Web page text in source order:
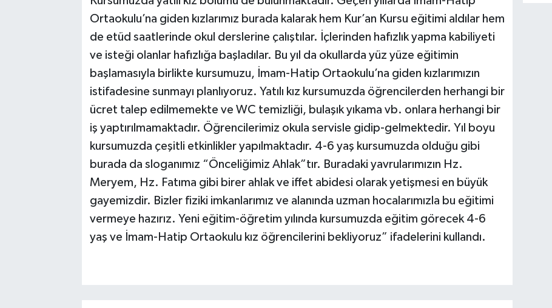
Ortaokulu’na giden kızlarımız burada kalarak hem Kur’an Kursu eğitimi aldılar hem
de etüd saatlerinde okul derslerine çalıştılar. İçlerinden hafızlık yapma kabiliyeti
ve isteği olanlar hafızlığa başladılar. Bu yıl da okullarda yüz yüze eğitimin
başlamasıyla birlikte kursumuzu, İmam-Hatip Ortaokulu’na giden kızlarımızın
istifadesine sunmayı planlıyoruz. Yatılı kız kursumuzda öğrencilerden herhangi bir
ücret talep edilmemekte ve WC temizliği, bulaşık yıkama vb. onlara herhangi bir
iş yaptırılmamaktadır. Öğrencilerimiz okula servisle gidip-gelmektedir. Yıl boyu
kursumuzda çeşitli etkinlikler yapılmaktadır. 4-6 yaş kursumuzda olduğu gibi
burada da sloganımız “Önceliğimiz Ahlak”tır. Buradaki yavrularımızın Hz.
Meryem, Hz. Fatıma gibi birer ahlak ve iffet abidesi olarak yetişmesi en büyük
gayemizdir. Bizler fiziki imkanlarımız ve alanında uzman hocalarımızla bu eğitimi
vermeye hazırız. Yeni eğitim-öğretim yılında kursumuzda eğitim görecek 4-6
yaş ve İmam-Hatip Ortaokulu kız öğrencilerini bekliyoruz” ifadelerini kullandı.